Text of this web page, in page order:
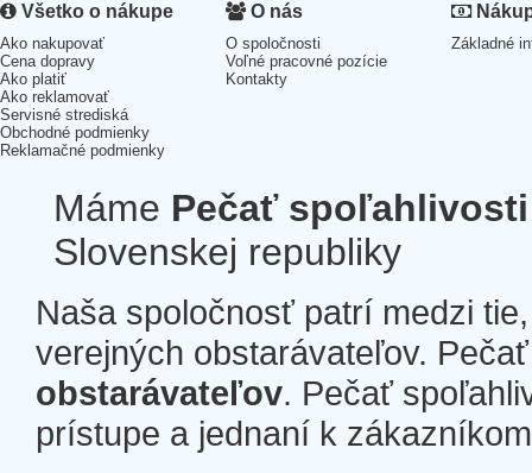
Všetko o nákupe
Ako nakupovať
Cena dopravy
Ako platiť
Ako reklamovať
Servisné strediská
Obchodné podmienky
Reklamačné podmienky
O nás
O spoločnosti
Voľné pracovné pozície
Kontakty
Základné
Máme Pečať spoľahlivosti
Slovenskej republiky
Naša spoločnosť patrí medzi
verejných obstarávateľov.
obstarávateľov. Pečať
prístupe a jednaní k